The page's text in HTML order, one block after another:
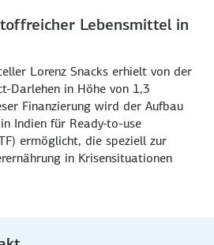
Lebensmittel in
Lorenz Snacks erhielt von der
Darlehen in Höhe von 1,3
Finanzierung wird der Aufbau
Indien für Ready-to-use
ermöglicht, die speziell zur
in Krisensituationen